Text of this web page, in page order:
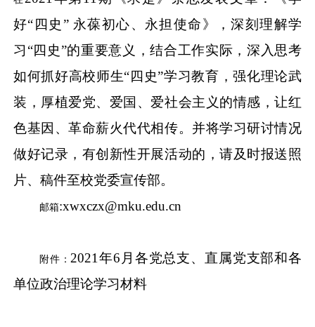
好“四史” 永葆初心、永担使命》，深刻理解学
习“四史”的重要意义，结合工作实际，深入思考
如何抓好高校师生“四史”学习教育，强化理论武
装，厚植爱党、爱国、爱社会主义的情感，让红
色基因、革命薪火代代相传。并将学习研讨情况
做好记录，有创新性开展活动的，请及时报送照
片、稿件至校党委宣传部。
邮箱:xwxczx@mku.edu.cn
附件： 2021年6月各党总支、直属党支部和各
单位政治理论学习材料